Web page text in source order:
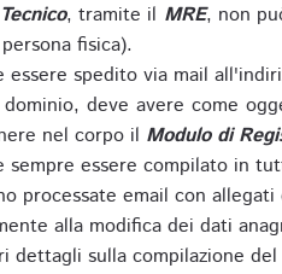
, tramite il MRE, non
fisica).
spedito via mail
deve avere come
nel corpo il Modulo di
essere compilato in
processate email con
alla modifica dei dati
dettagli sulla compilazione